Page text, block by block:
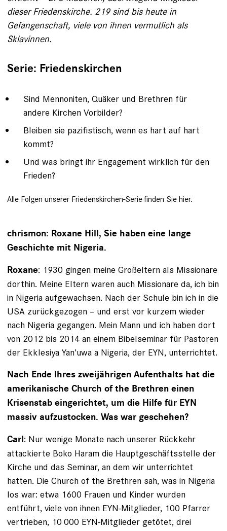
dieser Friedenskirche. 219 sind bis heute in
Gefangenschaft, viele von ihnen vermutlich als
Sklavinnen.
Serie: Friedenskirchen
Sind Mennoniten, Quäker und Brethren für
andere Kirchen Vorbilder?
Bleiben sie pazifistisch, wenn es hart auf hart
kommt?
Und was bringt ihr Engagement wirklich für den
Frieden?
Alle Folgen unserer Friedenskirchen-Serie finden Sie hier.
chrismon: Roxane Hill, Sie haben eine lange
Geschichte mit Nigeria.
Roxane: 1930 gingen meine Großeltern als Missionare
dorthin. Meine Eltern waren auch Missionare da, ich bin
in Nigeria aufgewachsen. Nach der Schule bin ich in die
USA zurückgezogen – und erst vor kurzem wieder
nach Nigeria gegangen. Mein Mann und ich haben dort
von 2012 bis 2014 an einem Bibelseminar für Pastoren
der Ekklesiya Yan’uwa a Nigeria, der EYN, unterrichtet.
Nach Ende Ihres zweijährigen Aufenthalts hat die
amerikanische Church of the Brethren einen
Krisenstab eingerichtet, um die Hilfe für EYN
massiv aufzustocken. Was war geschehen?
Carl: Nur wenige Monate nach unserer Rückkehr
attackierte Boko Haram die Hauptgeschäfts­stelle der
Kirche und das Seminar, an dem wir unterrichtet
hatten. Die Church of the Brethren sah, was in Nigeria
los war: etwa 1600 Frauen und Kinder wurden
entführt, viele von ihnen EYN-Mitglieder, 100 Pfarrer
vertrieben, 10 000 EYN-Mitglieder getötet, drei